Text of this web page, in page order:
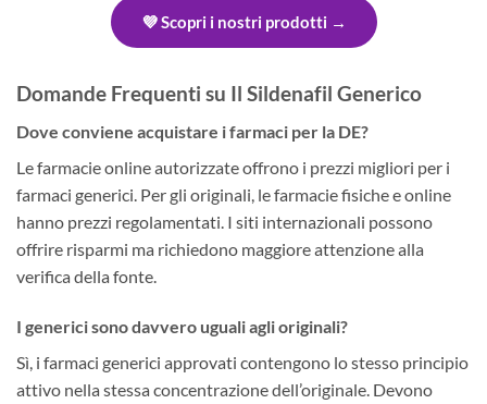
💜 Scopri i nostri prodotti →
Domande Frequenti su Il Sildenafil Generico
Dove conviene acquistare i farmaci per la DE?
Le farmacie online autorizzate offrono i prezzi migliori per i
farmaci generici. Per gli originali, le farmacie fisiche e online
hanno prezzi regolamentati. I siti internazionali possono
offrire risparmi ma richiedono maggiore attenzione alla
verifica della fonte.
I generici sono davvero uguali agli originali?
Sì, i farmaci generici approvati contengono lo stesso principio
attivo nella stessa concentrazione dell’originale. Devono